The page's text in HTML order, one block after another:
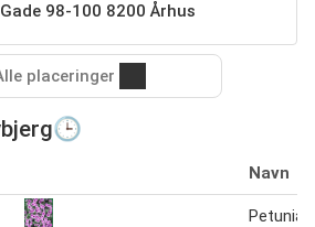
98-100 8200 Århus
placeringer
Navn
Petunia